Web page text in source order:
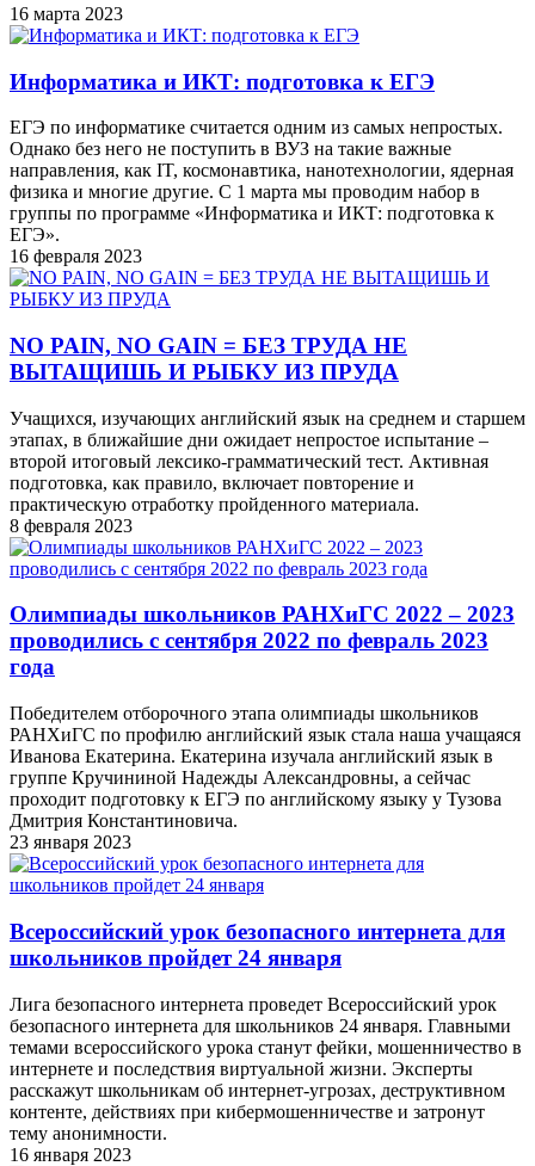
16 марта 2023
Информатика и ИКТ: подготовка к ЕГЭ
ЕГЭ по информатике считается одним из самых непростых.
Однако без него не поступить в ВУЗ на такие важные
направления, как IT, космонавтика, нанотехнологии, ядерная
физика и многие другие. С 1 марта мы проводим набор в
группы по программе «Информатика и ИКТ: подготовка к
ЕГЭ».
16 февраля 2023
NO PAIN, NO GAIN = БЕЗ ТРУДА НЕ
ВЫТАЩИШЬ И РЫБКУ ИЗ ПРУДА
Учащихся, изучающих английский язык на среднем и старшем
этапах, в ближайшие дни ожидает непростое испытание –
второй итоговый лексико-грамматический тест. Активная
подготовка, как правило, включает повторение и
практическую отработку пройденного материала.
8 февраля 2023
Олимпиады школьников РАНХиГС 2022 – 2023
проводились с сентября 2022 по февраль 2023
года
Победителем отборочного этапа олимпиады школьников
РАНХиГС по профилю английский язык стала наша учащаяся
Иванова Екатерина. Екатерина изучала английский язык в
группе Кручининой Надежды Александровны, а сейчас
проходит подготовку к ЕГЭ по английскому языку у Тузова
Дмитрия Константиновича.
23 января 2023
Всероссийский урок безопасного интернета для
школьников пройдет 24 января
Лига безопасного интернета проведет Всероссийский урок
безопасного интернета для школьников 24 января. Главными
темами всероссийского урока станут фейки, мошенничество в
интернете и последствия виртуальной жизни. Эксперты
расскажут школьникам об интернет-угрозах, деструктивном
контенте, действиях при кибермошенничестве и затронут
тему анонимности.
16 января 2023